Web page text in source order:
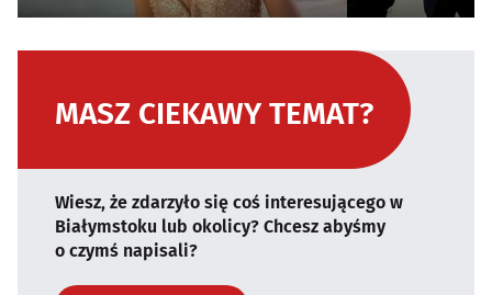
MASZ CIEKAWY TEMAT?
Wiesz, że zdarzyło się coś interesującego w
Białymstoku lub okolicy? Chcesz abyśmy
o czymś napisali?